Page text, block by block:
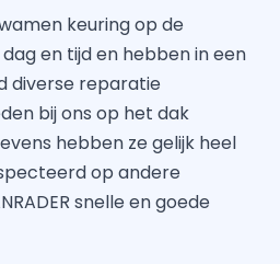
keuring op de
en tijd en hebben in een
diverse reparatie
bij ons op het dak
hebben ze gelijk heel
op andere
snelle en goede